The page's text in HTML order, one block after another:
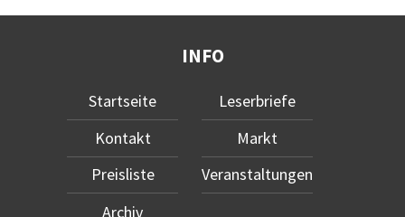
INFO
Startseite
Kontakt
Preisliste
Archiv
Leserbriefe
Markt
Veranstaltungen